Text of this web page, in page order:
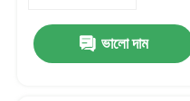
ভালো দাম